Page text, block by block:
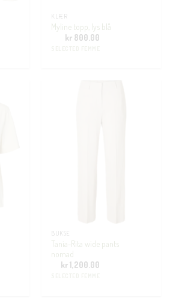
KLÆR
Myline topp, lys blå
kr 800.00
BUKSE
Tania-Rita wide pants
nomad
kr1,200.00